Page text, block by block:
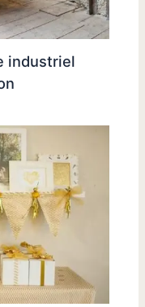
industriel